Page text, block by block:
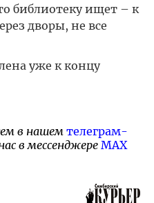
библиотеку ищет – к
дворы, не все
уже к концу
в нашем телеграм-
в мессенджере MAX